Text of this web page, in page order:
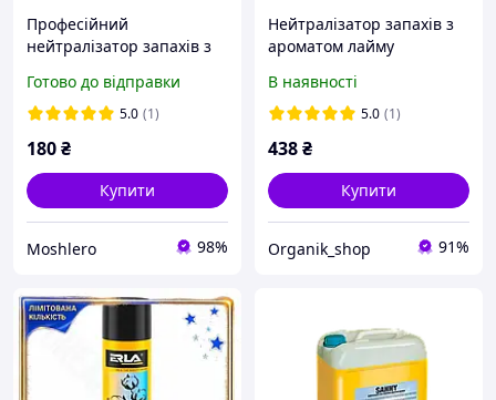
Професійний
нейтралізатор запахів з
DОМО
Готово до відправки
5.0 (1)
180₴
Купити
Moshlero 98%
Нейтралізатор запахів з
ароматом лайму
В наявності
5.0 (1)
438₴
Купити
Organik_shop 91%